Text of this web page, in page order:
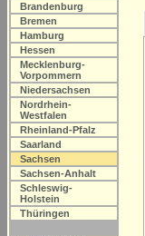
Brandenburg
Bremen
Hamburg
Hessen
Mecklenburg-
Vorpommern
Niedersachsen
Nordrhein-
Westfalen
Rheinland-Pfalz
Saarland
Sachsen
Sachsen-Anhalt
Schleswig-
Holstein
Thüringen